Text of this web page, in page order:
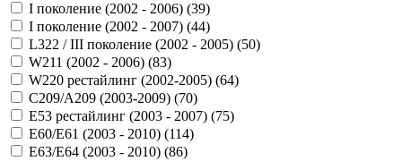
I поколение (2002 - 2006) (39)
I поколение (2002 - 2007) (44)
L322 / III поколение (2002 - 2005) (50)
W211 (2002 - 2006) (83)
W220 рестайлинг (2002-2005) (64)
C209/A209 (2003-2009) (70)
E53 рестайлинг (2003 - 2007) (75)
E60/E61 (2003 - 2010) (114)
E63/E64 (2003 - 2010) (86)